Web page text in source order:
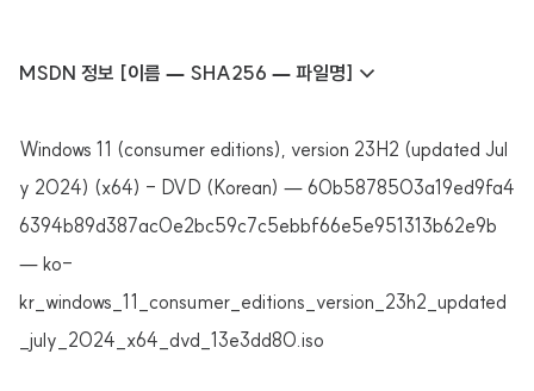
MSDN 정보 [이름 — SHA256 — 파일명] ↓
Windows 11 (consumer editions), version 23H2 (updated Jul
y 2024) (x64) - DVD (Korean) — 60b5878503a19ed9fa4
6394b89d387ac0e2bc59c7c5ebbf66e5e951313b62e9b
— ko-
kr_windows_11_consumer_editions_version_23h2_updated
_july_2024_x64_dvd_13e3dd80.iso